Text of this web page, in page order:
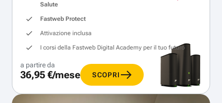
Salute
Fastweb Protect
Attivazione inclusa
I corsi della Fastweb Digital Academy per il tuo futuro
a partire da
36,95 €/mese SCOPRI